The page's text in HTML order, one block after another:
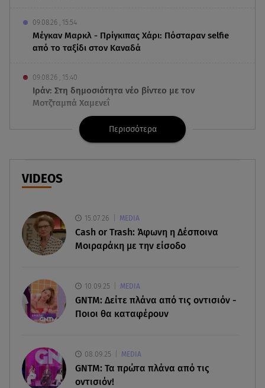
09.08.26 , 15:54
Μέγκαν Μαρκλ - Πρίγκιπας Χάρι: Πόσταραν selfie
από το ταξίδι στον Καναδά
09.08.26 , 15:40
Ιράν: Στη δημοσιότητα νέο βίντεο με τον
Μοτζταμπά Χαμενεΐ
Χωρισμός στη σόουμπιζ μετά από 8 χρόνια
γάμου - Η ανακοίνωση
09.08.26 , 14:42
υποβάλλουν σήμερα αιτήσεις
09.08.26 , 14:32
Πινακίδες κυκλοφορίας με λίγα κλικ - Τέλος οι
09.08.26 , 14:01
Γνωστός δημοσιογράφος αποκάλυψε ότι
σύντομα παντρεύεται τη σύντροφό του
09.08.26 , 14:00
Αδιάβροχη μάσκαρα: αφαίρεσε την χωρίς να
ταλαιπωρείς τις βλεφερίδες σου
Περισσότερα
VIDEOS
15.07.26 MEDIA
Cash or Trash: Άφωνη η Δέσποινα
Μοιραράκη με την είσοδο
10.09.25 MEDIA
GNTM: Δείτε πλάνα από τις οντισιόν -
Ποιοι θα καταφέρουν
08.09.25 MEDIA
GNTM: Τα πρώτα πλάνα από τις
οντισιόν!